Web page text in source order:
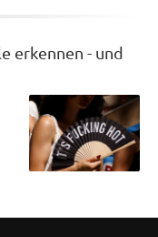
erkennen - und